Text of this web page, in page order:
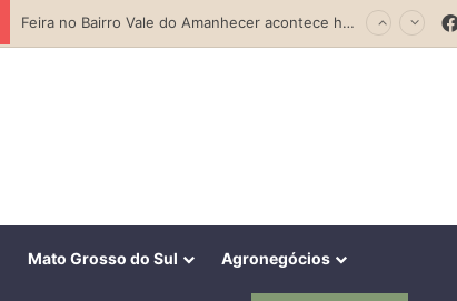
Feira no Bairro Vale do Amanhecer acontece hoje e União das Feiras será na Feira Central no sábado
Mato Grosso do Sul Agronegócios